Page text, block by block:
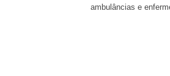
ambulâncias e